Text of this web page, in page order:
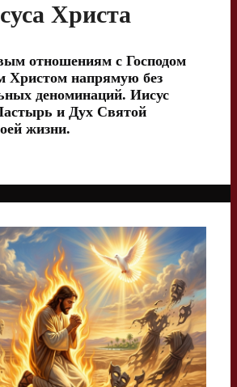
Христа
отношениям с Господом
Христом напрямую без
деноминаций. Иисус
и Дух Святой
жизни.